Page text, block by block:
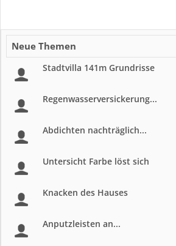
Neue Themen
Stadtvilla 141m Grundrisse
Regenwasserversickerung...
Abdichten nachträglich...
Untersicht Farbe löst sich
Knacken des Hauses
Anputzleisten an...